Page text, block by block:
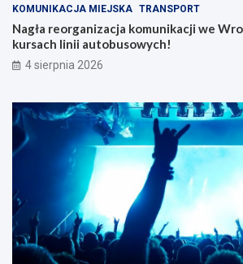
KOMUNIKACJA MIEJSKA TRANSPORT
Nagła reorganizacja komunikacji we
kursach linii autobusowych!
4 sierpnia 2026